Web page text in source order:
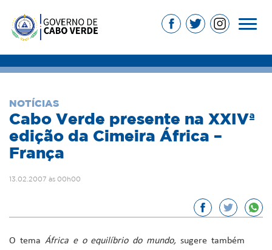
NOTÍCIAS
Cabo Verde presente na XXIVª
edição da Cimeira África –
França
13.02.2007 às 00h00
O tema África e o equilíbrio do mundo, sugere também